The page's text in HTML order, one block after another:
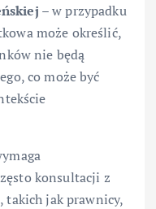
– w przypadku
może określić,
nie będą
co może być
konsultacji z
takich jak prawnicy,